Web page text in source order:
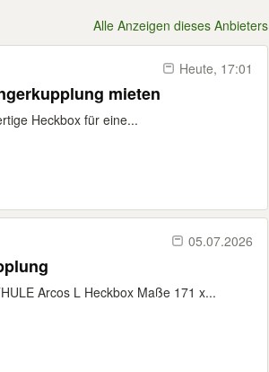
Alle Anzeigen dieses Anbieters
Heute, 17:01
mieten
Heckbox für eine...
05.07.2026
Arcos L Heckbox Maße 171 x...